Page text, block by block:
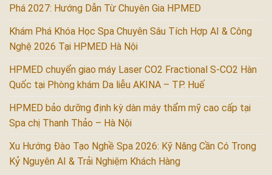
Phá 2027: Hướng Dẫn Từ Chuyên Gia HPMED
Khám Phá Khóa Học Spa Chuyên Sâu Tích Hợp AI & Công
Nghệ 2026 Tại HPMED Hà Nội
HPMED chuyển giao máy Laser CO2 Fractional S-CO2 Hàn
Quốc tại Phòng khám Da liễu AKINA – TP. Huế
HPMED bảo dưỡng định kỳ dàn máy thẩm mỹ cao cấp tại
Spa chị Thanh Thảo – Hà Nội
Xu Hướng Đào Tạo Nghề Spa 2026: Kỹ Năng Cần Có Trong
Kỷ Nguyên AI & Trải Nghiệm Khách Hàng